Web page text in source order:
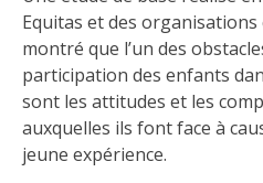
Equitas et des
montré que l’un des
participation des enfants
sont les attitudes et les
auxquelles ils font face à
jeune expérience.